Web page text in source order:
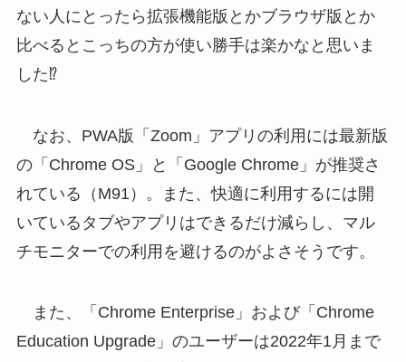
ない人にとったら拡張機能版とかブラウザ版とか
比べるとこっちの方が使い勝手は楽かなと思いま
した⁉
なお、PWA版「Zoom」アプリの利用には最新版
の「Chrome OS」と「Google Chrome」が推奨さ
れている（M91）。また、快適に利用するには開
いているタブやアプリはできるだけ減らし、マル
チモニターでの利用を避けるのがよさそうです。
また、「Chrome Enterprise」および「Chrome
Education Upgrade」のユーザーは2022年1月まで